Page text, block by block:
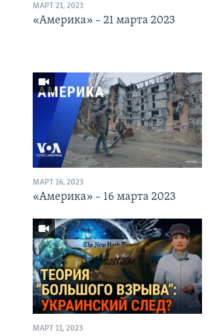
МАРТ 21, 2023
«Америка» – 21 марта 2023
МАРТ 16, 2023
«Америка» – 16 марта 2023
МАРТ 11, 2023